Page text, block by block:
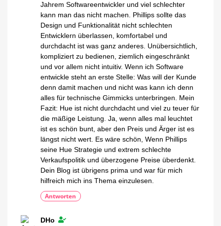
Jahrem Softwareentwickler und viel schlechter
kann man das nicht machen. Phillips sollte das
Design und Funktionalität nicht schlechten
Entwicklern überlassen, komfortabel und
durchdacht ist was ganz anderes. Unübersichtlich,
kompliziert zu bedienen, ziemlich eingeschränkt
und vor allem nicht intuitiv. Wenn ich Software
entwickle steht an erste Stelle: Was will der Kunde
denn damit machen und nicht was kann ich denn
alles für technische Gimmicks unterbringen. Mein
Fazit: Hue ist nicht durchdacht und viel zu teuer für
die mäßige Leistung. Ja, wenn alles mal leuchtet
ist es schön bunt, aber den Preis und Ärger ist es
längst nicht wert. Es wäre schön, Wenn Phillips
seine Hue Strategie und extrem schlechte
Verkaufspolitik und überzogene Preise überdenkt.
Dein Blog ist übrigens prima und war für mich
hilfreich mich ins Thema einzulesen.
Antworten
DHo